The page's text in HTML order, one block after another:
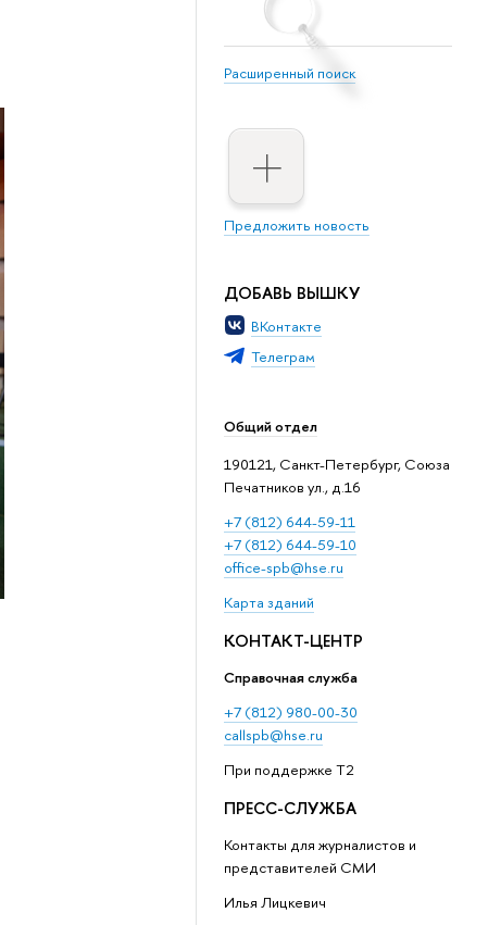
Расширенный поиск
Предложить новость
ДОБАВЬ ВЫШКУ
ВКонтакте
Телеграм
Общий отдел
190121, Санкт-Петербург, Союза
Печатников ул., д.16
+7 (812) 644-59-11
+7 (812) 644-59-10
office-spb@hse.ru
Карта зданий
КОНТАКТ-ЦЕНТР
Справочная служба
+7 (812) 980-00-30
callspb@hse.ru
При поддержке T2
ПРЕСС-СЛУЖБА
Контакты для журналистов и
представителей СМИ
Илья Лицкевич